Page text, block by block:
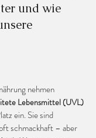
und wie
nehmen
Lebensmittel (UVL)
ein. Sie sind
schmackhaft – aber